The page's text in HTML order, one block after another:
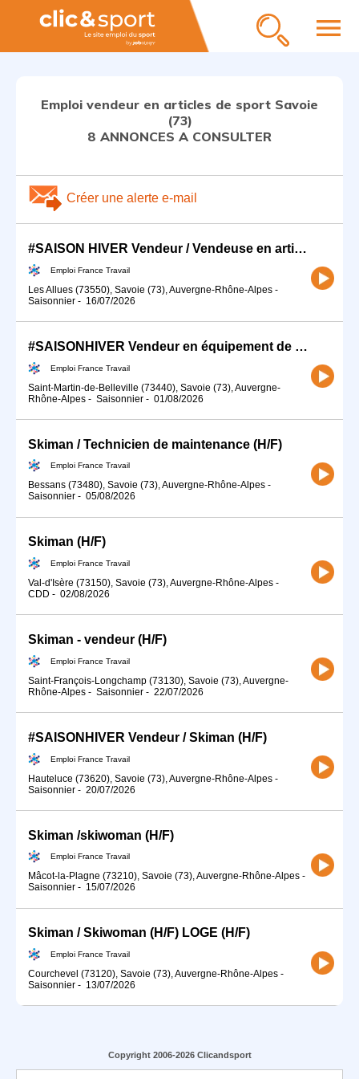
menu
Emploi vendeur en articles de sport Savoie
(73)
8 ANNONCES A CONSULTER
Créer une alerte e-mail
#SAISON HIVER Vendeur / Vendeuse en articles de sport (H/F)
Emploi France Travail
Les Allues (73550), Savoie (73), Auvergne-Rhône-Alpes -
Saisonnier - 16/07/2026
#SAISONHIVER Vendeur en équipement de sport (H/F)
Emploi France Travail
Saint-Martin-de-Belleville (73440), Savoie (73), Auvergne-
Rhône-Alpes - Saisonnier - 01/08/2026
Skiman / Technicien de maintenance (H/F)
Emploi France Travail
Bessans (73480), Savoie (73), Auvergne-Rhône-Alpes -
Saisonnier - 05/08/2026
Skiman (H/F)
Emploi France Travail
Val-d'Isère (73150), Savoie (73), Auvergne-Rhône-Alpes -
CDD - 02/08/2026
Skiman - vendeur (H/F)
Emploi France Travail
Saint-François-Longchamp (73130), Savoie (73), Auvergne-
Rhône-Alpes - Saisonnier - 22/07/2026
#SAISONHIVER Vendeur / Skiman (H/F)
Emploi France Travail
Hauteluce (73620), Savoie (73), Auvergne-Rhône-Alpes -
Saisonnier - 20/07/2026
Skiman /skiwoman (H/F)
Emploi France Travail
Mâcot-la-Plagne (73210), Savoie (73), Auvergne-Rhône-Alpes -
Saisonnier - 15/07/2026
Skiman / Skiwoman (H/F) LOGE (H/F)
Emploi France Travail
Courchevel (73120), Savoie (73), Auvergne-Rhône-Alpes -
Saisonnier - 13/07/2026
Copyright 2006-2026 Clicandsport